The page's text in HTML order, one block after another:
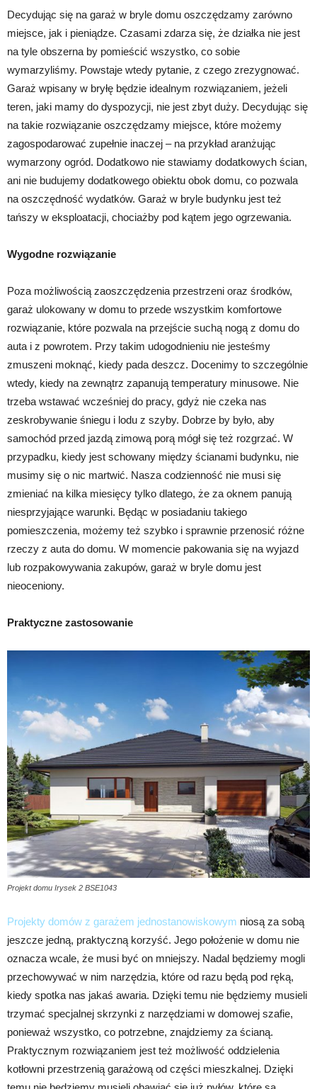
Decydując się na garaż w bryle domu oszczędzamy zarówno
miejsce, jak i pieniądze. Czasami zdarza się, że działka nie jest
na tyle obszerna by pomieścić wszystko, co sobie
wymarzyliśmy. Powstaje wtedy pytanie, z czego zrezygnować.
Garaż wpisany w bryłę będzie idealnym rozwiązaniem, jeżeli
teren, jaki mamy do dyspozycji, nie jest zbyt duży. Decydując się
na takie rozwiązanie oszczędzamy miejsce, które możemy
zagospodarować zupełnie inaczej – na przykład aranżując
wymarzony ogród. Dodatkowo nie stawiamy dodatkowych ścian,
ani nie budujemy dodatkowego obiektu obok domu, co pozwala
na oszczędność wydatków. Garaż w bryle budynku jest też
tańszy w eksploatacji, chociażby pod kątem jego ogrzewania.
Wygodne rozwiązanie
Poza możliwością zaoszczędzenia przestrzeni oraz środków,
garaż ulokowany w domu to przede wszystkim komfortowe
rozwiązanie, które pozwala na przejście suchą nogą z domu do
auta i z powrotem. Przy takim udogodnieniu nie jesteśmy
zmuszeni moknąć, kiedy pada deszcz. Docenimy to szczególnie
wtedy, kiedy na zewnątrz zapanują temperatury minusowe. Nie
trzeba wstawać wcześniej do pracy, gdyż nie czeka nas
zeskrobywanie śniegu i lodu z szyby. Dobrze by było, aby
samochód przed jazdą zimową porą mógł się też rozgrzać. W
przypadku, kiedy jest schowany między ścianami budynku, nie
musimy się o nic martwić. Nasza codzienność nie musi się
zmieniać na kilka miesięcy tylko dlatego, że za oknem panują
niesprzyjające warunki. Będąc w posiadaniu takiego
pomieszczenia, możemy też szybko i sprawnie przenosić różne
rzeczy z auta do domu. W momencie pakowania się na wyjazd
lub rozpakowywania zakupów, garaż w bryle domu jest
nieoceniony.
Praktyczne zastosowanie
Projekt domu Irysek 2 BSE1043
Projekty domów z garażem jednostanowiskowym niosą za sobą
jeszcze jedną, praktyczną korzyść. Jego położenie w domu nie
oznacza wcale, że musi być on mniejszy. Nadal będziemy mogli
przechowywać w nim narzędzia, które od razu będą pod ręką,
kiedy spotka nas jakaś awaria. Dzięki temu nie będziemy musieli
trzymać specjalnej skrzynki z narzędziami w domowej szafie,
ponieważ wszystko, co potrzebne, znajdziemy za ścianą.
Praktycznym rozwiązaniem jest też możliwość oddzielenia
kotłowni przestrzenią garażową od części mieszkalnej. Dzięki